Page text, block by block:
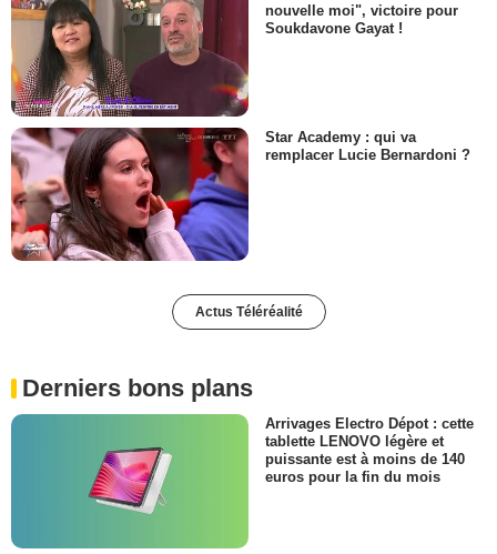
nouvelle moi", victoire pour
Soukdavone Gayat !
Star Academy : qui va
remplacer Lucie Bernardoni ?
Actus Téléréalité
Derniers bons plans
Arrivages Electro Dépot : cette
tablette LENOVO légère et
puissante est à moins de 140
euros pour la fin du mois